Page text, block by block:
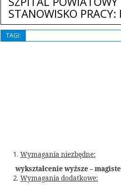
STANOWISKO PRACY:
TAGI:
Wymagania niezbędne:
wykształcenie wyższe –
Wymagania dodatkowe: